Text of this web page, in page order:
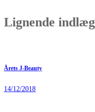
Lignende indlæg
Årets J-Beauty
14/12/2018